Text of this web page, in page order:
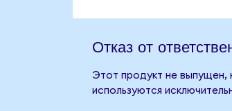
Отказ от
Этот продукт не выпущен,
используются